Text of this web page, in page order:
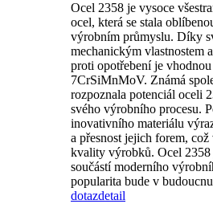
Ocel 2358 je vysoce
ocel, která se stala
výrobním průmyslu. Díky
mechanickým vlastnostem
proti opotřebení je vhodnou
7CrSiMnMoV. Známá
rozpoznala potenciál oceli
svého výrobního procesu.
inovativního materiálu
a přesnost jejich forem,
kvality výrobků. Ocel 2358
součástí moderního
popularita bude v
dotazdetail